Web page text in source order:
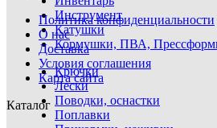
Инструмент
Катушки
Кормушки, ПВА,
Крючки
Лески
Поводки, оснастки
Поплавки
Политика конфиденциальности
О нас
Доставка
Условия соглашения
Карта сайта
Каталог